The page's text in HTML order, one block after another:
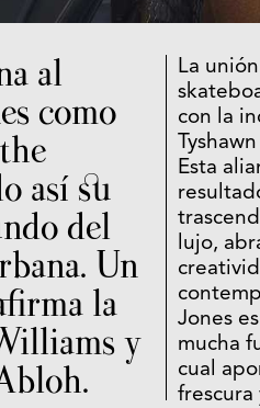
al
como
así su
del
Un
la
y
La
con la
Esta
lujo,
Jones
mucha
cual